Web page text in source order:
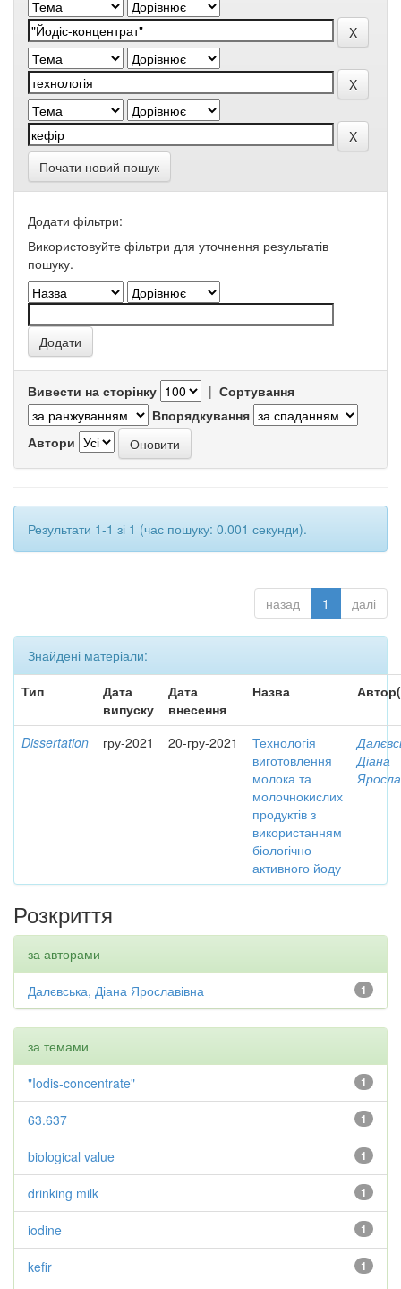
Почати новий пошук
Додати фільтри:
Використовуйте фільтри для уточнення результатів
пошуку.
Вивести на сторінку | Сортування
Впорядкування
Автори
Результати 1-1 зі 1 (час пошуку: 0.001 секунди).
назад 1 далі
Знайдені матеріали:
Тип
Дата
випуску
Дата
внесення
Назва
Dissertation гру-2021 20-гру-2021
Технологія
виготовлення
молока та
молочнокислих
продуктів з
використанням
біологічно
активного йоду
Діана
Розкриття
за авторами
1
Далєвська, Діана Ярославівна
за темами
1
"Iodis-concentrate"
1
63.637
1
biological value
1
drinking milk
1
iodine
1
kefir